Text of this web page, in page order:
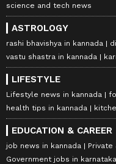
science and tech news
ASTROLOGY
rashi bhavishya in kannada
vastu shastra in kannada
LIFESTYLE
Lifestyle news in kannada
health tips in kannada
EDUCATION & CAREER
job news in kannada Private
Government jobs in karnataka